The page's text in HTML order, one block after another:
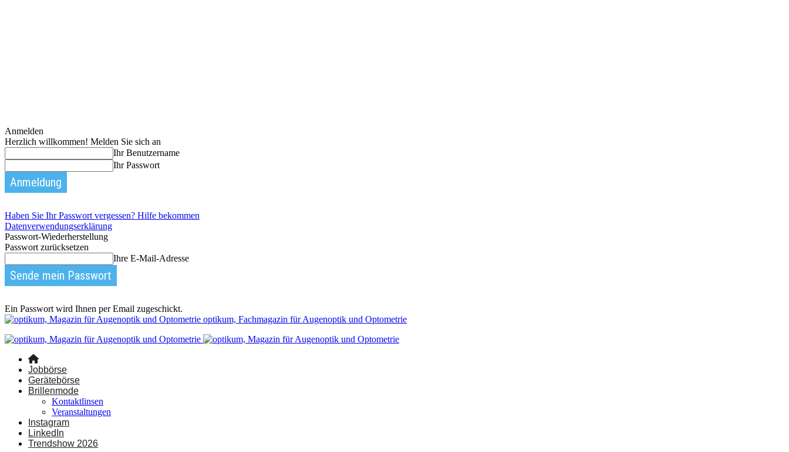
Anmelden
Herzlich willkommen! Melden Sie sich an
Ihr Benutzername
Ihr Passwort
Haben Sie Ihr Passwort vergessen? Hilfe bekommen
Datenverwendungserklärung
Passwort-Wiederherstellung
Passwort zurücksetzen
Ihre E-Mail-Adresse
Ein Passwort wird Ihnen per Email zugeschickt.
optikum, Fachmagazin für Augenoptik und Optometrie
Jobbörse
Gerätebörse
Brillenmode
Kontaktlinsen
Veranstaltungen
Instagram
LinkedIn
Trendshow 2026